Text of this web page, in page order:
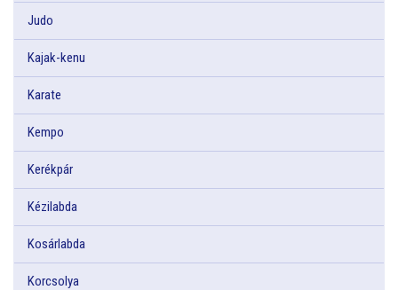
Judo
Kajak-kenu
Karate
Kempo
Kerékpár
Kézilabda
Kosárlabda
Korcsolya